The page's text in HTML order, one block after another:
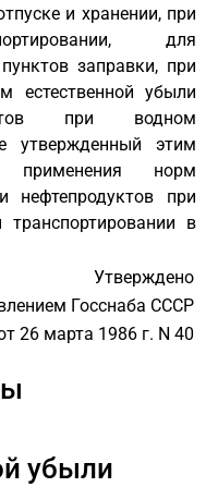
и хранении, при
для
заправки, при
естественной убыли
при водном
утвержденный этим
применения норм
нефтепродуктов при
в
Утверждено
Госснаба СССР
26 марта 1986 г. N 40
убыли